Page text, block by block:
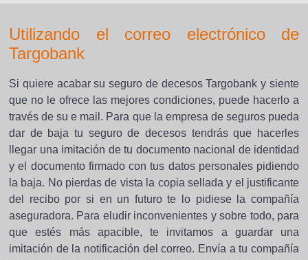
Utilizando el correo electrónico de
Targobank
Si quiere acabar su seguro de decesos Targobank y siente
que no le ofrece las mejores condiciones, puede hacerlo a
través de su e mail. Para que la empresa de seguros pueda
dar de baja tu seguro de decesos tendrás que hacerles
llegar una imitación de tu documento nacional de identidad
y el documento firmado con tus datos personales pidiendo
la baja. No pierdas de vista la copia sellada y el justificante
del recibo por si en un futuro te lo pidiese la compañía
aseguradora. Para eludir inconvenientes y sobre todo, para
que estés más apacible, te invitamos a guardar una
imitación de la notificación del correo. Envía a tu compañía